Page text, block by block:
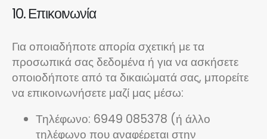
10. Επικοινωνία
Για οποιαδήποτε απορία σχετική με τα
προσωπικά σας δεδομένα ή για να ασκήσετε
οποιοδήποτε από τα δικαιώματά σας, μπορείτε
να επικοινωνήσετε μαζί μας μέσω:
Τηλέφωνο: 6949 085378 (ή άλλο
τηλέφωνο που αναφέρεται στην